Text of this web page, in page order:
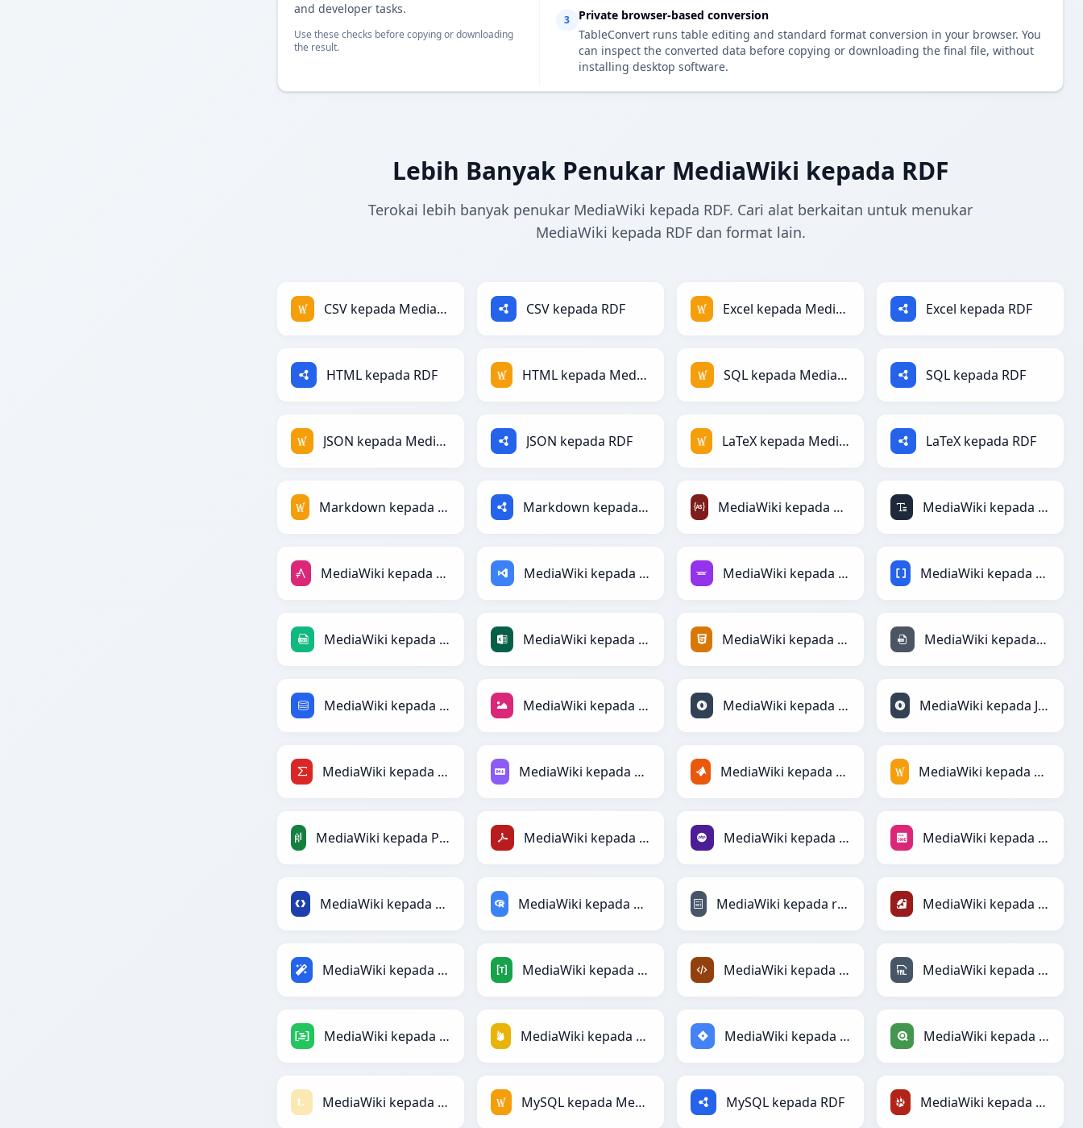
and developer tasks.
Use these checks before copying or downloading
the result.
3
Private browser-based conversion
TableConvert runs table editing and standard format conversion in your browser. You
can inspect the converted data before copying or downloading the final file, without
installing desktop software.
Lebih Banyak Penukar MediaWiki kepada RDF
Terokai lebih banyak penukar MediaWiki kepada RDF. Cari alat berkaitan untuk menukar
MediaWiki kepada RDF dan format lain.
CSV kepada MediaWiki CSV kepada RDF Excel kepada MediaWiki Excel kepada RDF
HTML kepada RDF HTML kepada MediaWiki SQL kepada MediaWiki SQL kepada RDF
JSON kepada MediaWiki JSON kepada RDF LaTeX kepada MediaWiki LaTeX kepada RDF
Markdown kepada MediaWiki Markdown kepada RDF MediaWiki kepada ActionScript MediaWiki kepada ASCII
MediaWiki kepada AsciiDoc MediaWiki kepada ASP MediaWiki kepada Avro MediaWiki kepada BBCode
MediaWiki kepada CSV MediaWiki kepada Excel MediaWiki kepada HTML MediaWiki kepada INI
MediaWiki kepada SQL MediaWiki kepada JPEG MediaWiki kepada JSON MediaWiki kepada JSONLines
MediaWiki kepada LaTeX MediaWiki kepada Markdown MediaWiki kepada MATLAB MediaWiki kepada MediaWiki
MediaWiki kepada PandasDataFrame MediaWiki kepada PDF MediaWiki kepada PHP MediaWiki kepada PNG
MediaWiki kepada Protobuf MediaWiki kepada RDataFrame MediaWiki kepada reStructuredText MediaWiki kepada Ruby
MediaWiki kepada Magic MediaWiki kepada TOML MediaWiki kepada XML MediaWiki kepada YAML
MediaWiki kepada DAX MediaWiki kepada Firebase MediaWiki kepada Jira MediaWiki kepada Qlik
MediaWiki kepada Textile MySQL kepada MediaWiki MySQL kepada RDF MediaWiki kepada TracWiki